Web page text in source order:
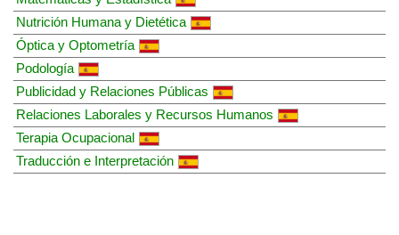
Nutrición Humana y Dietética
Óptica y Optometría
Podología
Publicidad y Relaciones Públicas
Relaciones Laborales y Recursos Humanos
Terapia Ocupacional
Traducción e Interpretación